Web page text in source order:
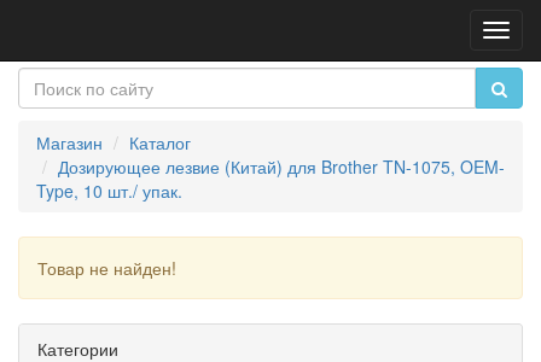
Магазин
Каталог
Дозирующее лезвие (Китай) для Brother TN-1075, OEM-
Type, 10 шт./ упак.
Товар не найден!
Категории